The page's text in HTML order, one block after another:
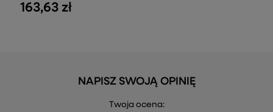
163,63 zł
NAPISZ SWOJĄ OPINIĘ
Twoja ocena: